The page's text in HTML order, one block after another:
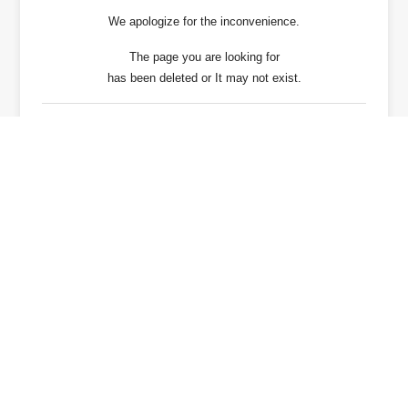
We apologize for the inconvenience.
The page you are looking for
has been deleted or It may not exist.